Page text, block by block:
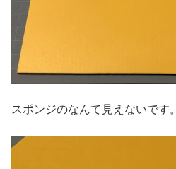
スポンジのなんて見えないです。